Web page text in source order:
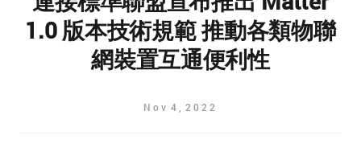
1.0 版本技術規範 推動各類物聯
網裝置互通便利性
Nov 4 2022
精品家電
登入會員
建立新帳號